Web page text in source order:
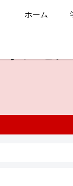
ホーム
ホンモ